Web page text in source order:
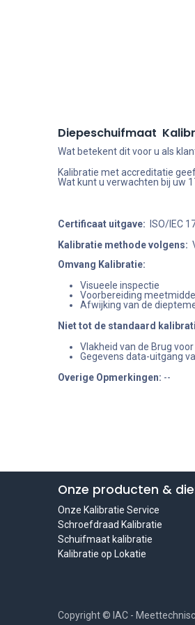
Diepeschuifmaat
Wat betekent dit voor u als
Kalibratie met accreditatie
Wat kunt u verwachten bij uw
Certificaat uitgave: ISO/IEC
Kalibratie methode volgens:
Omvang Kalibratie:
Visueele inspectie
Voorbereiding
Afwijking van de
Niet tot de standaard
Vlakheid van de Brug
Gegevens data-uitgang
Overige Opmerkingen: --
Onze producten &
Onze Kalibratie Service
Schroefdraad Kalibratie
Schuifmaat kalibratie
Kalibratie op Lokatie
Copyright © IAC -